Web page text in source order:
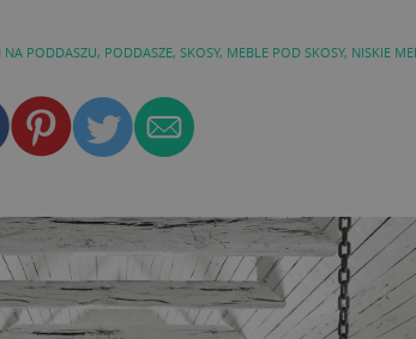
NA PODDASZU, PODDASZE, SKOSY, MEBLE POD SKOSY, NISKIE